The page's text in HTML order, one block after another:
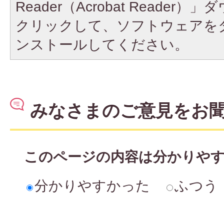
Reader（Acrobat Reader）」
クリックして、ソフトウェア
ンストールしてください。
みなさまのご意見をお
このページの内容は分かりや
分かりやすかった
ふつう